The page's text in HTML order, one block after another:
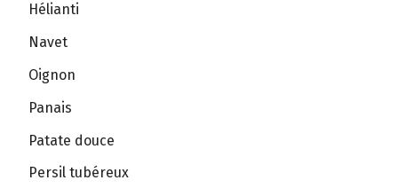
Hélianti
Navet
Oignon
Panais
Patate douce
Persil tubéreux